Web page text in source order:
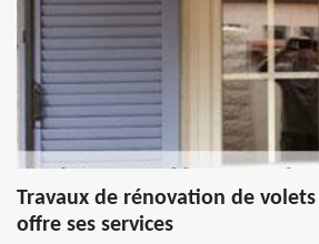
Travaux de rénovation de
offre ses services